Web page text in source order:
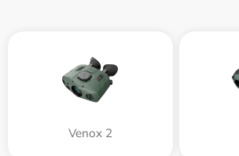
Venox 2